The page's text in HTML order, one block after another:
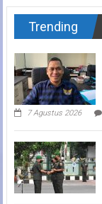
Trending
7 Agustus 2026